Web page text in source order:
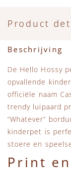
Zwemkleding
Feestkleding
Beren,
Beren
Mini Rodini
+1 in the family
New Balance
Piupiuchick
Play Up
Sproet & Sprout
Product
Beschrijving
De Hello Hossy
opvallende
officiële naam
trendy luipaard
“Whatever”
kinderpet is
stoere en
Print